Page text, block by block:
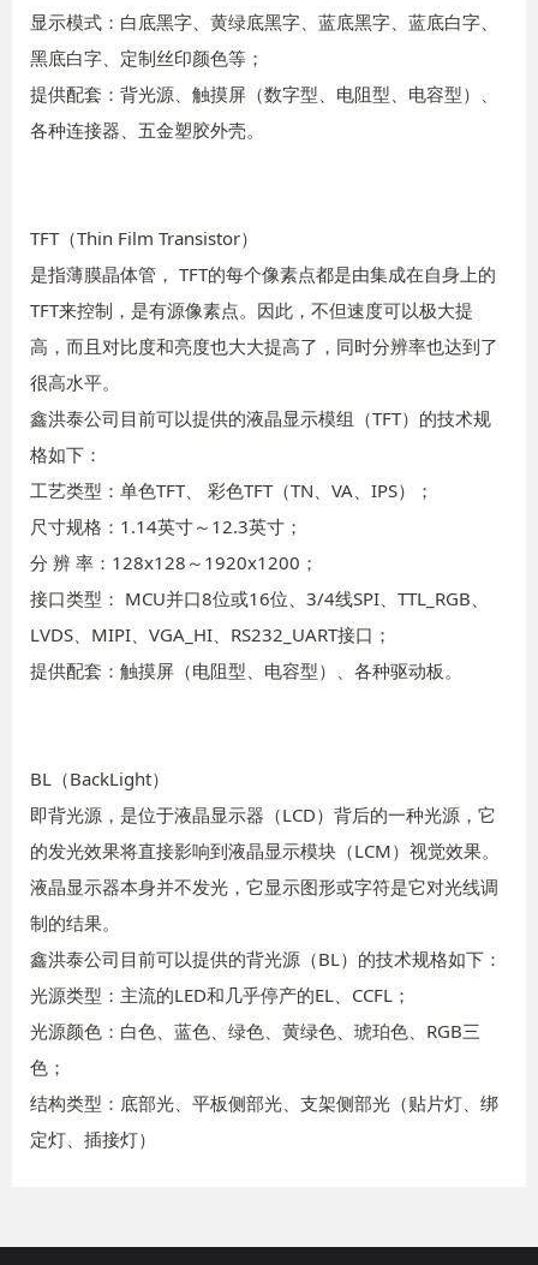
显示模式：白底黑字、黄绿底黑字、蓝底黑字、蓝底白字、
黑底白字、定制丝印颜色等；
提供配套：背光源、触摸屏（数字型、电阻型、电容型）、
各种连接器、五金塑胶外壳。
TFT（Thin Film Transistor）
是指薄膜晶体管， TFT的每个像素点都是由集成在自身上的
TFT来控制，是有源像素点。因此，不但速度可以极大提
高，而且对比度和亮度也大大提高了，同时分辨率也达到了
很高水平。
鑫洪泰公司目前可以提供的液晶显示模组（TFT）的技术规
格如下：
工艺类型：单色TFT、 彩色TFT（TN、VA、IPS）；
尺寸规格：1.14英寸～12.3英寸；
分 辨 率：128x128～1920x1200；
接口类型： MCU并口8位或16位、3/4线SPI、TTL_RGB、
LVDS、MIPI、VGA_HI、RS232_UART接口；
提供配套：触摸屏（电阻型、电容型）、各种驱动板。
BL（BackLight）
即背光源，是位于液晶显示器（LCD）背后的一种光源，它
的发光效果将直接影响到液晶显示模块（LCM）视觉效果。
液晶显示器本身并不发光，它显示图形或字符是它对光线调
制的结果。
鑫洪泰公司目前可以提供的背光源（BL）的技术规格如下：
光源类型：主流的LED和几乎停产的EL、CCFL；
光源颜色：白色、蓝色、绿色、黄绿色、琥珀色、RGB三
色；
结构类型：底部光、平板侧部光、支架侧部光（贴片灯、绑
定灯、插接灯）